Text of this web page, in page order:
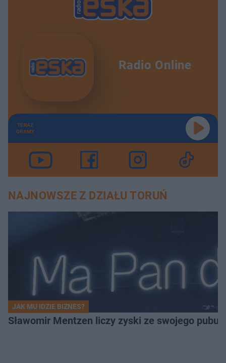
Radio Online
TERAZ
GRAMY
NAJNOWSZE Z DZIAŁU TORUŃ
JAK MU IDZIE BIZNES?
Sławomir Mentzen liczy zyski ze swojego